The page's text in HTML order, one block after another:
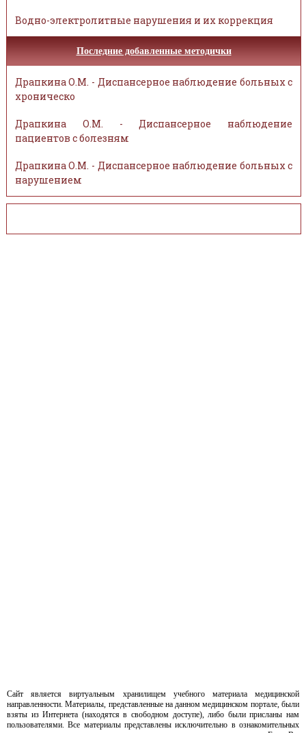
Водно-электролитные нарушения и их коррекция
Последние добавленные методички
Драпкина О.М. - Диспансерное наблюдение больных с
хроническо
Драпкина О.М. - Диспансерное наблюдение
пациентов с болезням
Драпкина О.М. - Диспансерное наблюдение больных с
нарушением
Сайт является виртуальным хранилищем учебного материала медицинской
направленности. Материалы, представленные на данном медицинском портале, были
взяты из Интернета (находятся в свободном доступе), либо были присланы нам
пользователями. Все материалы представлены исключительно в ознакомительных